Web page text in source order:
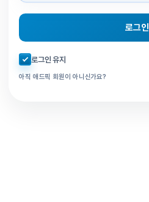
로그인
자동로그인 체크
로그인 유지
아직 애드픽 회원이 아니신가요?